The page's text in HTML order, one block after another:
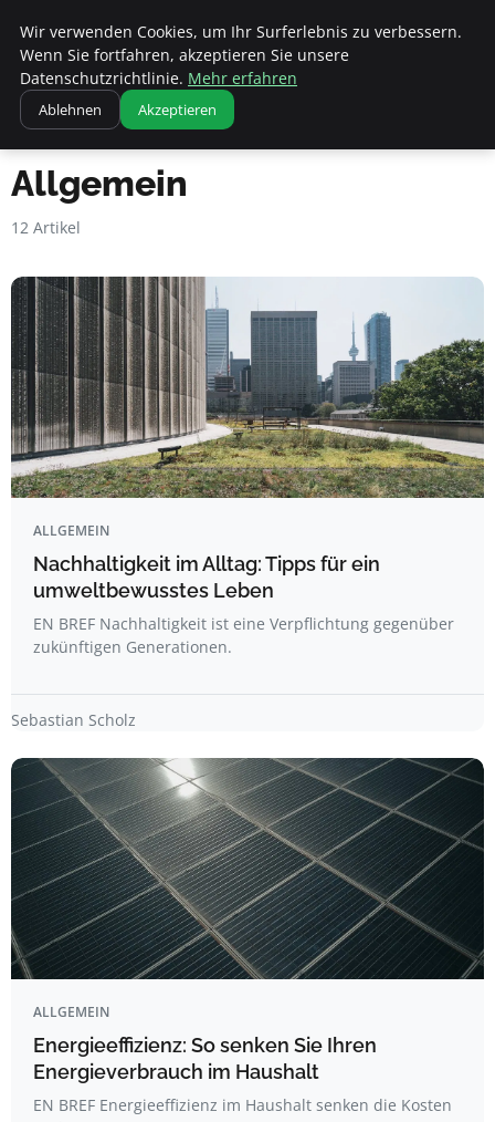
Apemania Shop
Startseite Allgemein
Allgemein
12 Artikel
ALLGEMEIN
Nachhaltigkeit im Alltag: Tipps für ein
umweltbewusstes Leben
EN BREF Nachhaltigkeit ist eine Verpflichtung gegenüber
zukünftigen Generationen.
Sebastian Scholz
ALLGEMEIN
Energieeffizienz: So senken Sie Ihren
Energieverbrauch im Haushalt
EN BREF Energieeffizienz im Haushalt senken die Kosten
Wir verwenden Cookies, um Ihr Surferlebnis zu verbessern.
Wenn Sie fortfahren, akzeptieren Sie unsere
Datenschutzrichtlinie. Mehr erfahren
Ablehnen Akzeptieren